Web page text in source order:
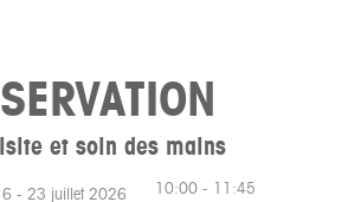
et soin des mains
- 23 juillet 2026
10:00 - 11:45